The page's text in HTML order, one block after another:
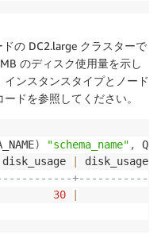
の DC2.large クラスターで
のディスク使用量を示し
ンスタンスタイプとノード
ドを参照してください。
) "schema_name" ,
disk_usage
30